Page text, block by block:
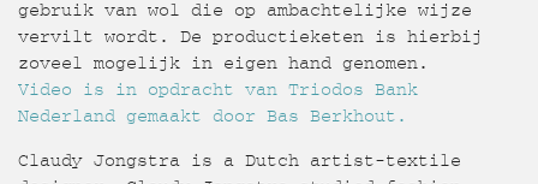
gebruik van wol die op ambachtelijke wijze
vervilt wordt. De productieketen is hierbij
zoveel mogelijk in eigen hand genomen.
Video is in opdracht van Triodos Bank
Nederland gemaakt door Bas Berkhout.
Claudy Jongstra is a Dutch artist-textile